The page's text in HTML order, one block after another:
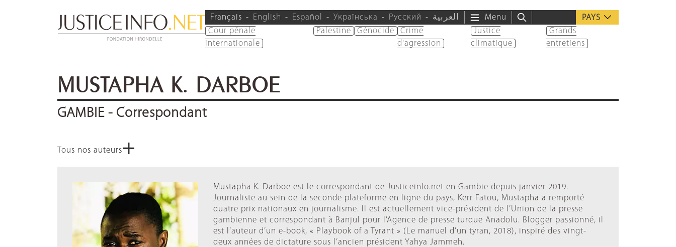
Français English Español Українська Русский العربية Menu
PAYS
Cour pénale
internationale
Palestine Génocide
Crime
d'agression
Justice
climatique
Grands
entretiens
MUSTAPHA K. DARBOE
GAMBIE - Correspondant
Tous nos auteurs+
Mustapha K. Darboe est le correspondant de Justiceinfo.net en Gambie depuis janvier 2019.
Journaliste au sein de la seconde plateforme en ligne du pays, Kerr Fatou, Mustapha a remporté
quatre prix nationaux en journalisme. Il est actuellement vice-président de l’Union de la presse
gambienne et correspondant à Banjul pour l’Agence de presse turque Anadolu. Blogger passionné, il
est l’auteur d’un e-book, « Playbook of a Tyrant » (Le manuel d’un tyran, 2018), inspiré des vingt-
deux années de dictature sous l’ancien président Yahya Jammeh.